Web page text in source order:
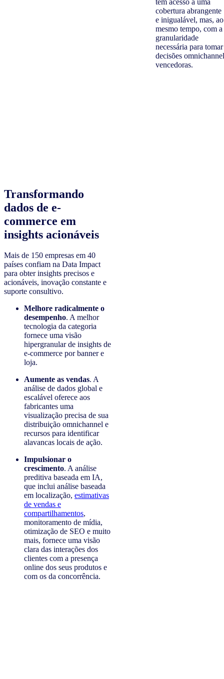
cobertura abrangente
e inigualável, mas, ao
mesmo tempo, com a
granularidade
necessária para tomar
decisões omnichannel
vencedoras.
Transformando
dados de e-
commerce em
insights acionáveis
Mais de 150 empresas em 40
países confiam na Data Impact
para obter insights precisos e
acionáveis, inovação constante e
suporte consultivo.
Melhore radicalmente o
desempenho. A melhor
tecnologia da categoria
fornece uma visão
hipergranular de insights de
e-commerce por banner e
loja.
Aumente as vendas. A
análise de dados global e
escalável oferece aos
fabricantes uma
visualização precisa de sua
distribuição omnichannel e
recursos para identificar
alavancas locais de ação.
Impulsionar o
crescimento. A análise
preditiva baseada em IA,
que inclui análise baseada
em localização, estimativas
de vendas e
compartilhamentos,
monitoramento de mídia,
otimização de SEO e muito
mais, fornece uma visão
clara das interações dos
clientes com a presença
online dos seus produtos e
com os da concorrência.